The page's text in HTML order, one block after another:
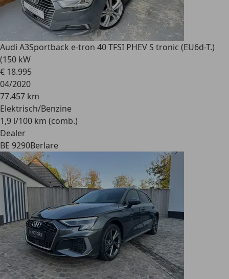
Audi A3Sportback e-tron 40 TFSI PHEV S tronic (EU6d-T.)
(150 kW
€ 18.995
04/2020
77.457 km
Elektrisch/Benzine
1,9 l/100 km (comb.)
Dealer
BE 9290Berlare